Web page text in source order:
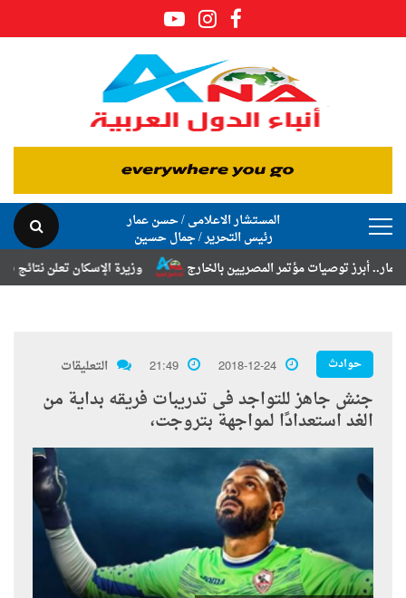
المستشار الاعلامى / حسن عمار
رئيس التحرير / جمال حسين
وزيرة الإسكان تعلن نتائج قرعة
توصيات مؤتمر المصريين بالخارج
حوادث 2018-12-24
21:49 التعليقات
جنش جاهز للتواجد فى تدريبات فريقه بداية من
الغد استعدادًا لمواجهة بتروجت،